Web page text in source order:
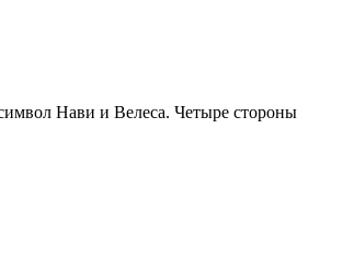
Нави и Велеса. Четыре стороны